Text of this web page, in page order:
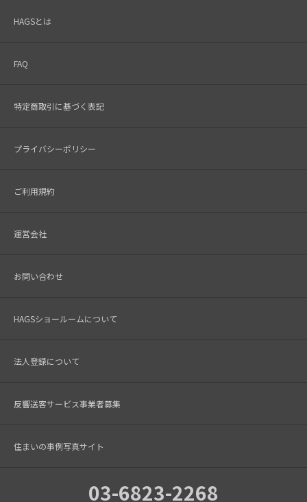
HAGSとは
FAQ
特定商取引に基づく表記
プライバシーポリシー
ご利用規約
運営会社
お問い合わせ
HAGSショールームについて
法人登録について
反響送客サービス事業者募集
住まいの事例写真サイト
03-6823-2268